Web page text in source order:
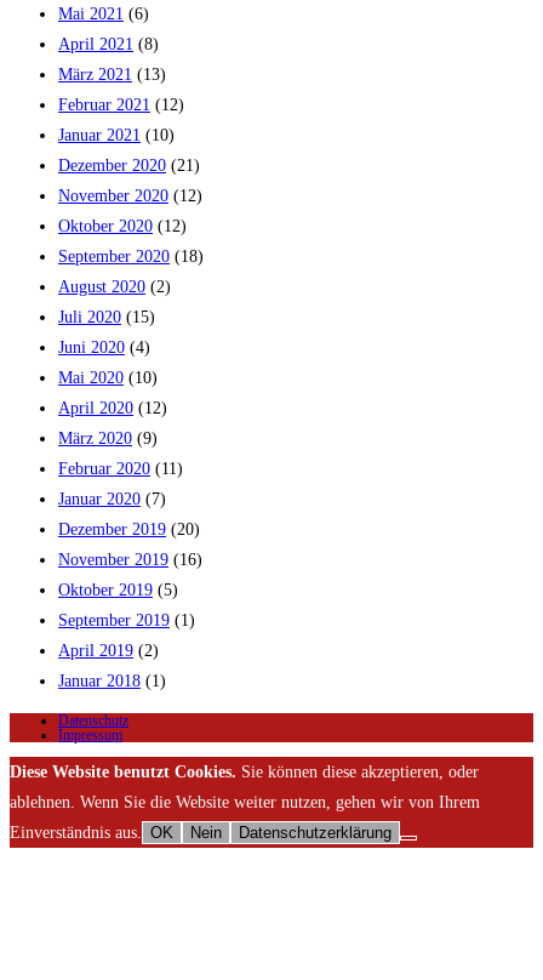
Mai 2021 (6)
April 2021 (8)
März 2021 (13)
Februar 2021 (12)
Januar 2021 (10)
Dezember 2020 (21)
November 2020 (12)
Oktober 2020 (12)
September 2020 (18)
August 2020 (2)
Juli 2020 (15)
Juni 2020 (4)
Mai 2020 (10)
April 2020 (12)
März 2020 (9)
Februar 2020 (11)
Januar 2020 (7)
Dezember 2019 (20)
November 2019 (16)
Oktober 2019 (5)
September 2019 (1)
April 2019 (2)
Januar 2018 (1)
Datenschutz
Impressum
Diese Website benutzt Cookies. Sie können diese akzeptieren, oder
ablehnen. Wenn Sie die Website weiter nutzen, gehen wir von Ihrem
Einverständnis aus.
OK Nein Datenschutzerklärung